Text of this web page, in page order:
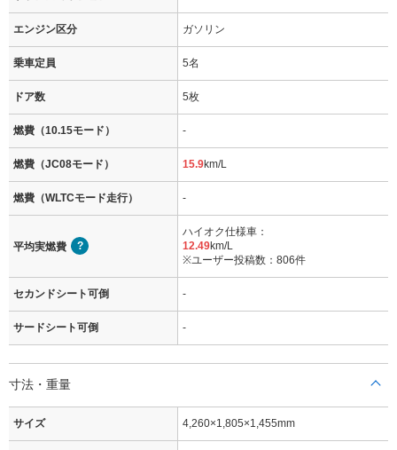
エンジン区分 ガソリン
乗車定員 5名
ドア数 5枚
燃費（10.15モード） -
燃費（JC08モード） 15.9km/L
燃費（WLTCモード走行） -
平均実燃費
ハイオク仕様車：
12.49km/L
※ユーザー投稿数：806件
セカンドシート可倒 -
サードシート可倒 -
寸法・重量
サイズ 4,260×1,805×1,455mm